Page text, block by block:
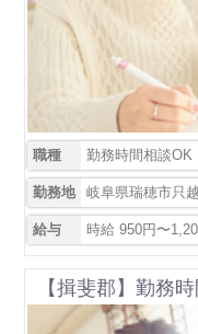
職種 勤務時間相談OK
勤務地 岐阜県瑞穂市只
給与 時給 950円〜
【揖斐郡】勤務